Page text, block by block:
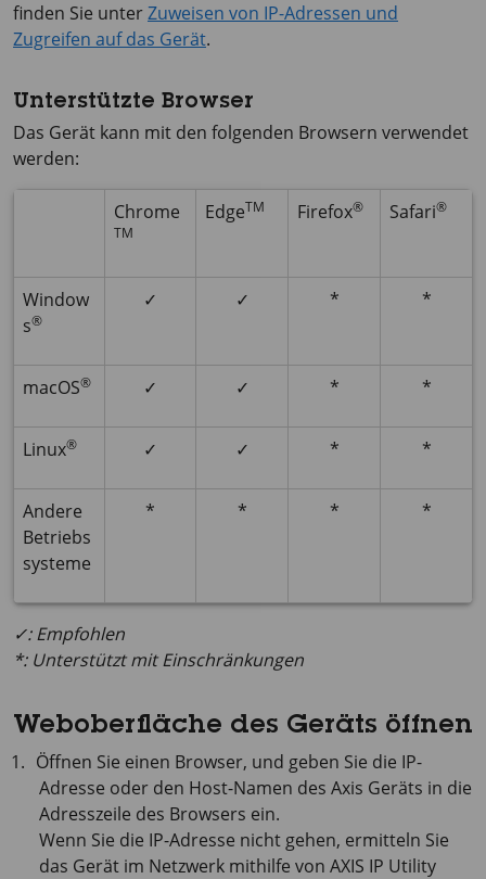
finden Sie unterZuweisen von IP-Adressen und
Zugreifen auf das Gerät.
Unterstützte Browser
Das Gerät kann mit den folgenden Browsern verwendet
werden:
Chrome
TM
EdgeTM Firefox® Safari®
Window
s®
✓ ✓ * *
macOS® ✓ ✓ * *
Linux® ✓ ✓ * *
Andere
Betriebs
systeme
* * * *
✓: Empfohlen
*: Unterstützt mit Einschränkungen
Weboberfläche des Geräts öffnen
Öffnen Sie einen Browser, und geben Sie die IP-
Adresse oder den Host-Namen des Axis Geräts in die
Adresszeile des Browsers ein.
Wenn Sie die IP-Adresse nicht gehen, ermitteln Sie
das Gerät im Netzwerk mithilfe von AXIS IP Utility